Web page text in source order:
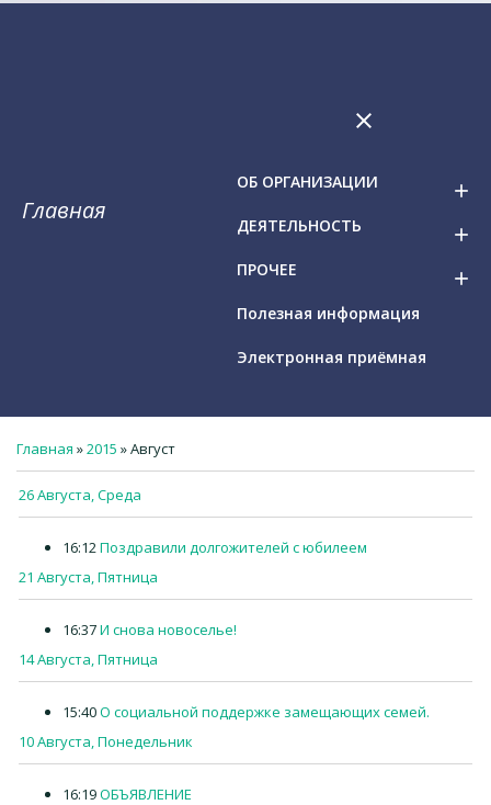
Главная
ОБ ОРГАНИЗАЦИИ add
ДЕЯТЕЛЬНОСТЬ add
ПРОЧЕЕ add
Полезная информация
Электронная приёмная
close
Главная »2015 »Август
26 Августа, Среда
16:12Поздравили долгожителей с юбилеем
21 Августа, Пятница
16:37И снова новоселье!
14 Августа, Пятница
15:40О социальной поддержке замещающих семей.
10 Августа, Понедельник
16:19ОБЪЯВЛЕНИЕ